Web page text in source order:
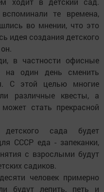
те времена,
во мнении, что это
идея создания детского
в частности офисные
на один день сменить
С этой целью многие
различные квесты, а
стать прекрасной
детского сада будет
СССР еда - запеканки,
с взрослыми будут
садиков.
человек примерно
будут лепить, петь и